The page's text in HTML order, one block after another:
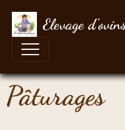
Elevage
Pâturages